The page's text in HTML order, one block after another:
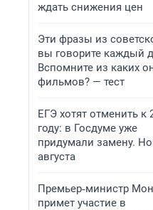
ждать снижения цен
Эти фразы из
вы говорите каждый
Вспомните из каких
фильмов? — тест
ЕГЭ хотят отменить к
году: в Госдуме уже
придумали замену.
августа
Премьер‑министр
примет участие в